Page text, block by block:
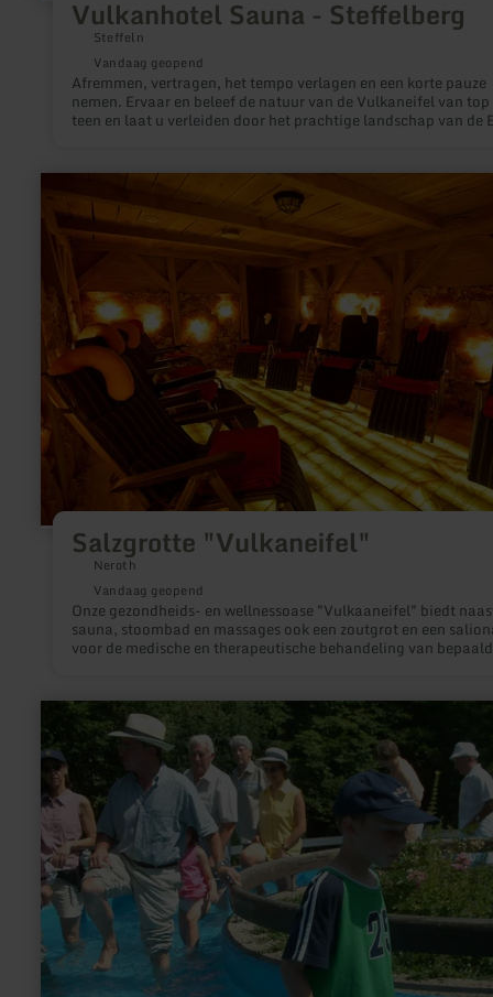
Vulkanhotel Sauna - Steffelberg
Steffeln
Vandaag geopend
Afremmen, vertragen, het tempo verlagen en een korte pauze
nemen. Ervaar en beleef de natuur van de Vulkaneifel van
teen en laat u verleiden door het prachtige landschap van de
Salzgrotte "Vulkaneifel"
Neroth
Vandaag geopend
Onze gezondheids- en wellnessoase "Vulkaaneifel" biedt
sauna, stoombad en massages ook een zoutgrot en een
voor de medische en therapeutische behandeling van
een gezonde levensstijl en wordt meer dan ooit gebruikt als
huismiddel voor de behandeling van de huid en de
informatie
over:
Salzgrotte
meer
informatie
over:
Kneipp
Anlagen
im
Kurpark
Manderscheid